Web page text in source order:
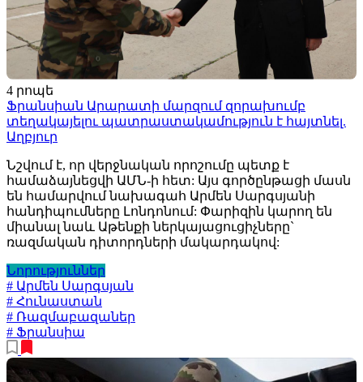
4 րոպե
Ֆրանսիան Արարատի մարզում զորախումբ
տեղակայելու պատրաստակամություն է հայտնել.
Աղբյուր
Նշվում է, որ վերջնական որոշումը պետք է
համաձայնեցվի ԱՄՆ-ի հետ: Այս գործընթացի մասն
են համարվում նախագահ Արմեն Սարգսյանի
հանդիպումները Լոնդոնում: Փարիզին կարող են
միանալ նաև Աթենքի ներկայացուցիչները`
ռազմական դիտորդների մակարդակով:
Նորություններ
# Արմեն Սարգսյան
# Հունաստան
# Ռազմաբազաներ
# Ֆրանսիա